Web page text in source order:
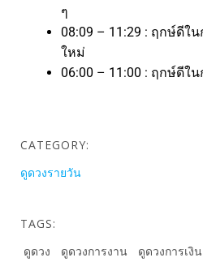
ๆ
08:09 – 11:29 : ฤกษ์ดีใ
ใหม่
06:00 – 11:00 : ฤกษ์ดีใ
CATEGORY:
ดูดวงรายวัน
TAGS:
ดูดวง
ดูดวงการงาน ดูดวงการเงิน